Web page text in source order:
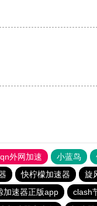
外网加速 小蓝鸟
快柠檬加速器 旋
加速器正版app clash